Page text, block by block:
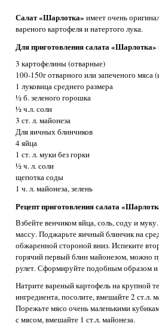
Салат «Шарлотка» имеет очень
вареного картофеля и натертого лука.
Для приготовления салата «Шарлотка»
3 картофелины (отварные)
100-150г отварного или запеченого
1 луковица среднего размера
½ б. зеленого горошка
½ ч.л. соли
3 ст. л. майонеза
Для яичных блинчиков
4 яйца
1 ст. л. муки без горки
½ ч. л. соли
щепотка соды
1 ч. л. майонеза, зелень
Рецепт приготовления салата
Взбейте венчиком яйца, соль, соду и
массу. Поджарьте яичный блинчик на
обжаренной стороной вниз. Испеките
горячий первый блин майонезом, можно
рулет. Сформируйте подобным образом и
Натрите вареный картофель на крупной
ингредиента, посолите, вмешайте 2 ст.л.
Порежьте мясо очень маленькими
с мясом, вмешайте 1 ст.л. майонеза.